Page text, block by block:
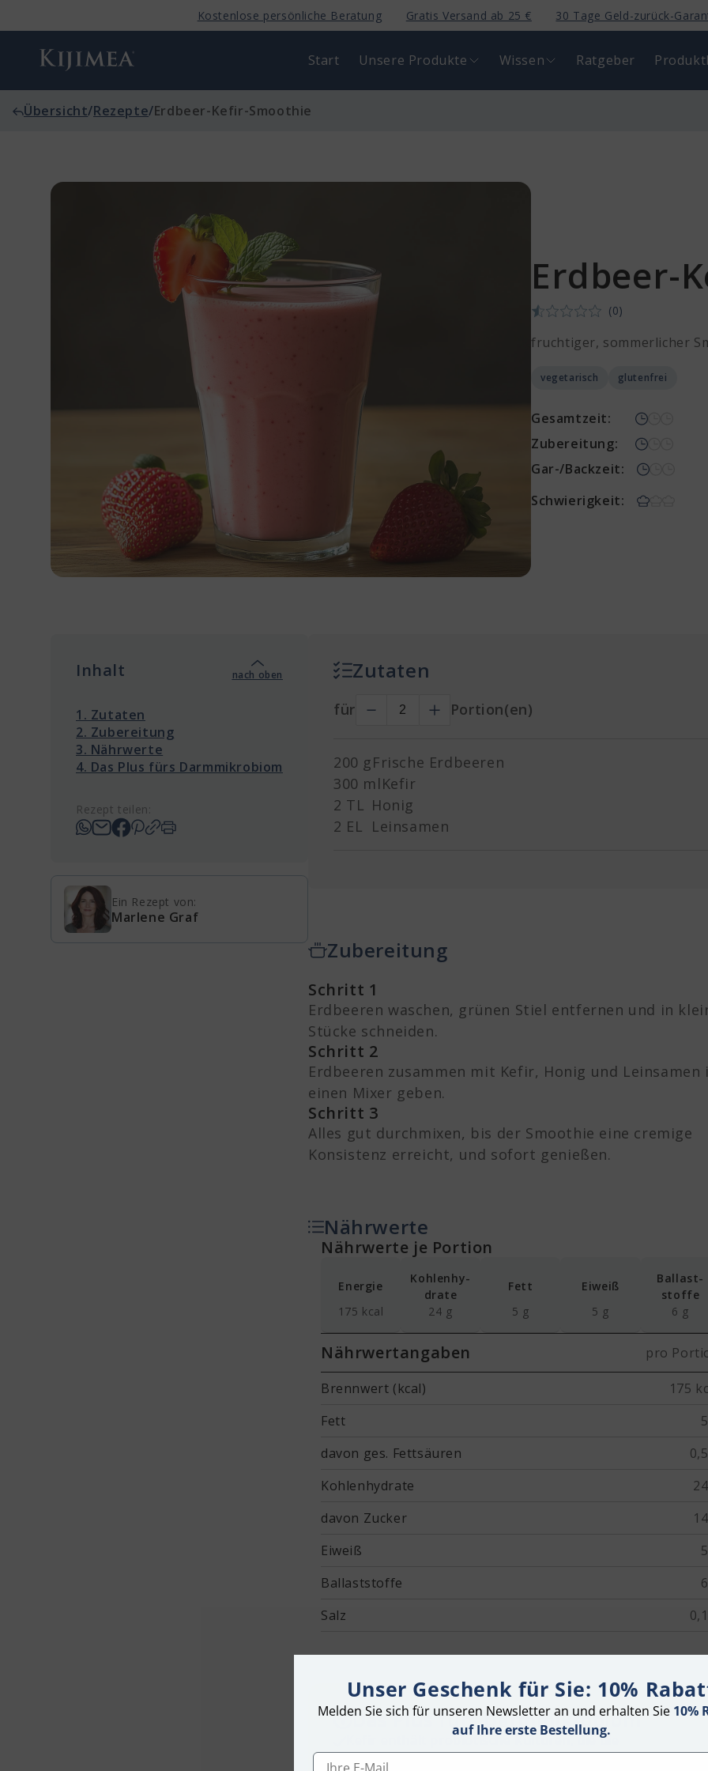
Inhalt
Kostenlose persönliche Beratung Gratis Versand ab 25 € 30 Tage Geld-zurück-
Start Unsere Produkte Wissen Ratgeber
Übersicht/Rezepte/Erdbeer-Kefir-Smoothie
Erdbeer-
(0)
fruchtiger, sommerlicher
vegetarisch glutenfrei
Gesamtzeit:
Zubereitung:
Gar-/Backzeit:
Schwierigkeit:
Inhalt nach oben
1. Zutaten
2. Zubereitung
3. Nährwerte
4. Das Plus fürs Darmmikrobiom
Rezept teilen:
Ein Rezept von:
Marlene Graf
Zutaten
für Portion(en)
200 gFrische Erdbeeren
300 ml Kefir
2 TL
Honig
2 EL
Leinsamen
Zubereitung
Schritt 1
Erdbeeren waschen, grünen Stiel entfernen und in
Stücke schneiden.
Schritt 2
Erdbeeren zusammen mit Kefir, Honig und Leinsamen
einen Mixer geben.
Schritt 3
Alles gut durchmixen, bis der Smoothie eine cremige
Konsistenz erreicht, und sofort genießen.
Nährwerte
Nährwerte je Portion
Energie
175 kcal
Kohlenhy-
drate
24 g
Fett
5 g
Eiweiß
5 g
Ballast-
stoffe
6 g
Nährwertangaben pro
Brennwert (kcal)
175
Fett
davon ges. Fettsäuren
Kohlenhydrate
davon Zucker
Eiweiß
Ballaststoffe
Salz
Das Plus fürs Darmmikrobiom
Kefir enthält probiotische Kulturen, die die
Darmgesundheit unterstützen, während Erdbeeren mit
Unser Geschenk für Sie: 10%
Melden Sie sich für unseren Newsletter an und erhalten Sie 10%
auf Ihre erste Bestellung.
Ihre E-Mail